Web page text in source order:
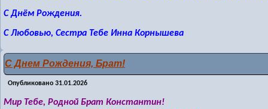
С Днём Рождения.
С Любовью, Сестра Тебе Инна Корнышева
С Днем Рождения, Брат!
Опубликовано 31.01.2026
Мир Тебе, Родной Брат Константин!